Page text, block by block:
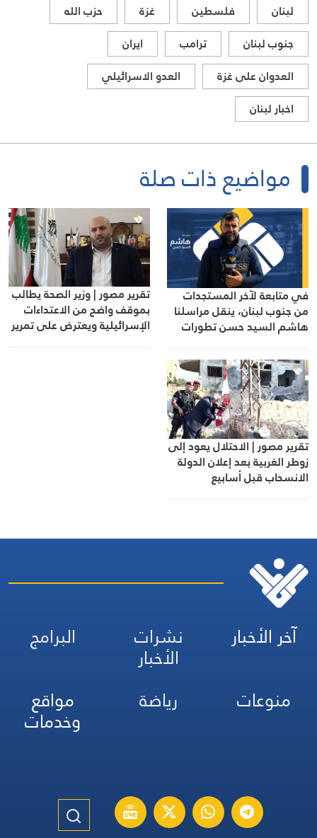
لبنان فلسطين غزة
حزب الله
جنوب لبنان
ترامب
ايران
العدوان على غزة
العدو الاسرائيلي
اخبار لبنان
مواضيع ذات صلة
في متابعة لآخر المستجدات
من جنوب لبنان، ينقل مراسلنا
هاشم السيد حسن تطورات
تقرير مصور | وزير الصحة يطالب
بموقف واضح من الاعتداءات
الإسرائيلية ويعترض على تمرير
تقرير مصور | الاحتلال يعود إلى
زوطر الغربية بعد إعلان الدولة
الانسحاب قبل أسابيع
آخر الأخبار نشرات
الأخبار
البرامج
منوعات
رياضة مواقع
وخدمات